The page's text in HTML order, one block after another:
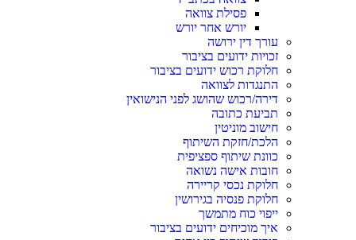
פסילת צוואה
יורש אחר יורש
עורך דין ירושה
זכויות ידועים בציבור
חלוקת רכוש ידועים בציבור
התנגדות לצוואה
דירה/רכוש שהושג לפני הנישואין
תביעת כתובה
חישוב מוניטין
הלכת/חזקת השיתוף
כוונת שיתוף ספציפית
חובות אישה נשואה
חלוקת נכסי קריירה
חלוקת פנסיה בגירושין
ייפוי כוח מתמשך
איך מוכיחים ידועים בציבור